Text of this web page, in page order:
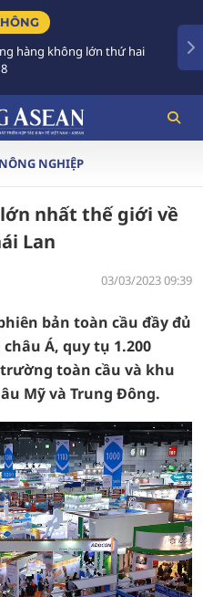
không lớn thứ hai
NÔNG NGHIỆP
nhất thế giới về
Lan
03/03/2023 09:39
bản toàn cầu đầy đủ
Á, quy tụ 1.200
toàn cầu và khu
Mỹ và Trung Đông.